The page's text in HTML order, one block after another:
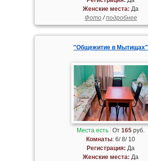
Женские места: Да
Фото/подробнее
"Общежитие в Мытищах"
Места есть От165 руб.
Комнаты: 6/ 8/ 10
Регистрация: Да
Женские места: Да